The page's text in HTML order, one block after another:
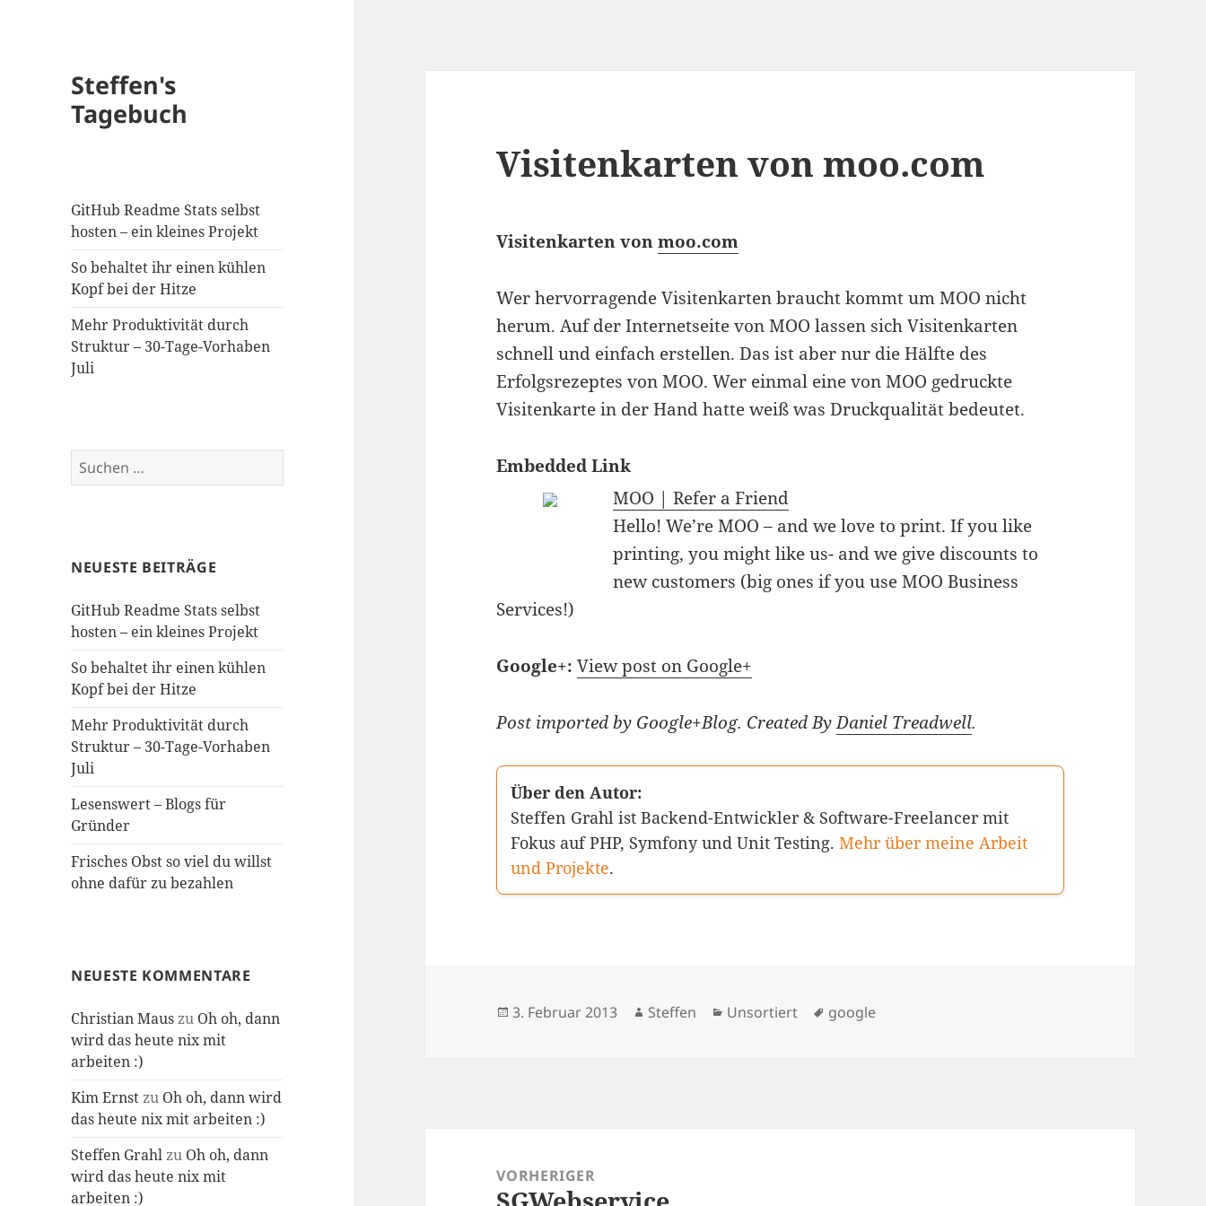
Steffen's
Tagebuch
GitHub Readme Stats selbst
hosten – ein kleines Projekt
So behaltet ihr einen kühlen
Kopf bei der Hitze
Mehr Produktivität durch
Struktur – 30-Tage-Vorhaben
Juli
Suchen
nach:
NEUESTE BEITRÄGE
GitHub Readme Stats selbst
hosten – ein kleines Projekt
So behaltet ihr einen kühlen
Kopf bei der Hitze
Mehr Produktivität durch
Struktur – 30-Tage-Vorhaben
Juli
Lesenswert – Blogs für
Gründer
Frisches Obst so viel du willst
ohne dafür zu bezahlen
NEUESTE KOMMENTARE
Christian Mauszu Oh oh, dann
wird das heute nix mit
arbeiten :)
Kim Ernstzu Oh oh, dann wird
das heute nix mit arbeiten :)
Steffen Grahlzu Oh oh, dann
wird das heute nix mit
arbeiten :)
Visitenkarten von moo.com
Visitenkarten vonmoo.com
Wer hervorragende Visitenkarten braucht kommt um MOO nicht
herum. Auf der Internetseite von MOO lassen sich Visitenkarten
schnell und einfach erstellen. Das ist aber nur die Hälfte des
Erfolgsrezeptes von MOO. Wer einmal eine von MOO gedruckte
Visitenkarte in der Hand hatte weiß was Druckqualität bedeutet.
Embedded Link
MOO | Refer a Friend
Hello! We’re MOO – and we love to print. If you like
printing, you might like us- and we give discounts to
new customers (big ones if you use MOO Business
Services!)
Google+: View post on Google+
Post imported by Google+Blog. Created ByDaniel Treadwell.
Über den Autor:
Steffen Grahl ist Backend-Entwickler & Software-Freelancer mit
Fokus auf PHP, Symfony und Unit Testing.Mehr über meine Arbeit
und Projekte.
Veröffentlicht
3. Februar 2013 Autor
Steffen Kategorien
Unsortiert Schlagwörter
google
VORHERIGER
Vorheriger